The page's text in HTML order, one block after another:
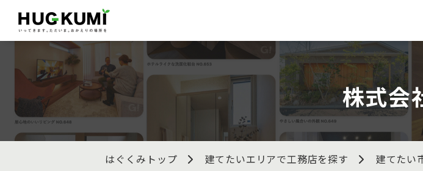
株式会
はぐくみトップ 建てたいエリアで工務店を探す 建てたい